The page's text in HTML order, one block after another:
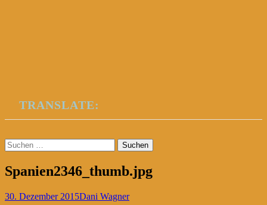
TRANSLATE:
Suchen
nach:
Spanien2346_thumb.jpg
30. Dezember 2015Dani Wagner